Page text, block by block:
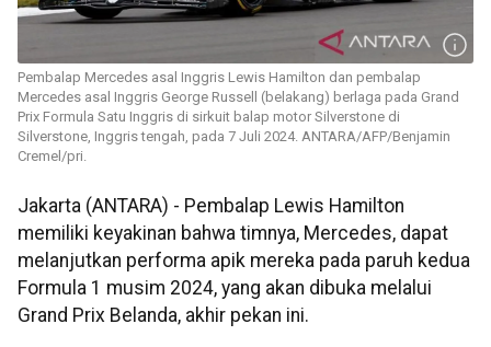
Pembalap Mercedes asal Inggris Lewis Hamilton dan pembalap
Mercedes asal Inggris George Russell (belakang) berlaga pada Grand
Prix Formula Satu Inggris di sirkuit balap motor Silverstone di
Silverstone, Inggris tengah, pada 7 Juli 2024. ANTARA/AFP/Benjamin
Cremel/pri.
Jakarta (ANTARA) - Pembalap Lewis Hamilton
memiliki keyakinan bahwa timnya, Mercedes, dapat
melanjutkan performa apik mereka pada paruh kedua
Formula 1 musim 2024, yang akan dibuka melalui
Grand Prix Belanda, akhir pekan ini.